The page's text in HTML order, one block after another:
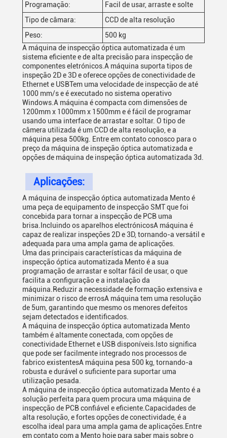
Programação:
Facil de usar, arraste e solte
Tipo de câmara:
CCD de alta resolução
Peso:
500 kg
A máquina de inspecção óptica automatizada é um
sistema eficiente e de alta precisão para inspecção de
componentes eletrónicos.A máquina suporta tipos de
inspeção 2D e 3D e oferece opções de conectividade de
Ethernet e USBTem uma velocidade de inspecção de até
1000 mm/s e é executado no sistema operativo
Windows.A máquina é compacta com dimensões de
1200mm x 1000mm x 1500mm e é fácil de programar
usando uma interface de arrastar e soltar. O tipo de
câmera utilizada é um CCD de alta resolução, e a
máquina pesa 500kg. Entre em contato conosco para o
preço da máquina de inspeção óptica automatizada e
opções de máquina de inspeção óptica automatizada 3d.
Aplicações:
A máquina de inspecção óptica automatizada Mento é
uma peça de equipamento de inspecção SMT que foi
concebida para tornar a inspecção de PCB uma
brisa.Incluindo os aparelhos electrónicosA máquina é
capaz de realizar inspeções 2D e 3D, tornando-a versátil e
adequada para uma ampla gama de aplicações.
Uma das principais características da máquina de
inspecção óptica automatizada Mento é a sua
programação de arrastar e soltar fácil de usar, o que
facilita a configuração e a instalação da
máquina.Reduzir a necessidade de formação extensiva e
minimizar o risco de errosA máquina tem uma resolução
de 5um, garantindo que mesmo os menores defeitos
sejam detectados e identificados.
A máquina de inspecção óptica automatizada Mento
também é altamente conectada, com opções de
conectividade Ethernet e USB disponíveis.Isto significa
que pode ser facilmente integrado nos processos de
fabrico existentesA máquina pesa 500 kg, tornando-a
robusta e durável o suficiente para suportar uma
utilização pesada.
A máquina de inspecção óptica automatizada Mento é a
solução perfeita para quem procura uma máquina de
inspecção de PCB confiável e eficiente.Capacidades de
alta resolução, e fortes opções de conectividade, é a
escolha ideal para uma ampla gama de aplicações.Entre
em contato com a Mento hoje para saber mais sobre o